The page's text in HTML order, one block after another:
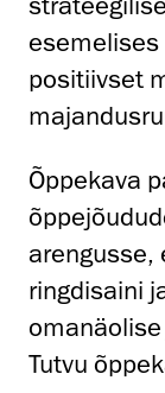
positiivset
Õppekava
ringdisaini
Tutvu